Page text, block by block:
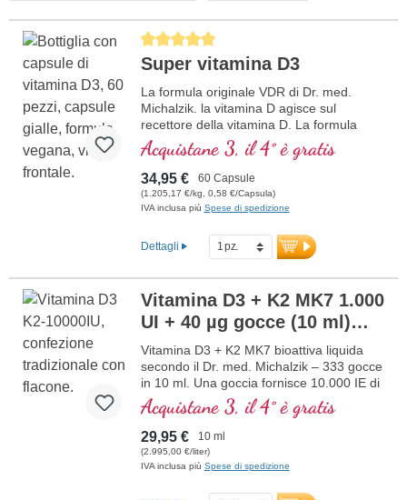
Average rating of 5 out of 5 stars
Super vitamina D3
La formula originale VDR di Dr. med.
Michalzik. la vitamina D agisce sul
recettore della vitamina D. La formula
speciale contiene 2000 UI di vitamina D3
vegan in combinazione con altri
ingredienti selezionati.
Acquistane 3, il 4° è gratis
34,95 € 60 Capsule
(1.205,17 €/kg, 0,58 €/Capsula)
IVA inclusa più Spese di spedizione
Dettagli
Vitamina D3 + K2 MK7 1.000
UI + 40 µg gocce (10 ml)
NUOVO
Vitamina D3 + K2 MK7 bioattiva liquida
secondo il Dr. med. Michalzik – 333 gocce
in 10 ml. Una goccia fornisce 10.000 IE di
vitamina D3 e 200 μg di K2 (MK7 all-
trans). Massima qualità premium da
materia prima speciale vegetariana di alta
qualità, in combinazione ottimale con la
forma di K2 all-trans particolarmente
protettivo, coltivato senza pesticidi, per
Acquistane 3, il 4° è gratis
29,95 € 10 ml
(2.995,00 €/liter)
IVA inclusa più Spese di spedizione